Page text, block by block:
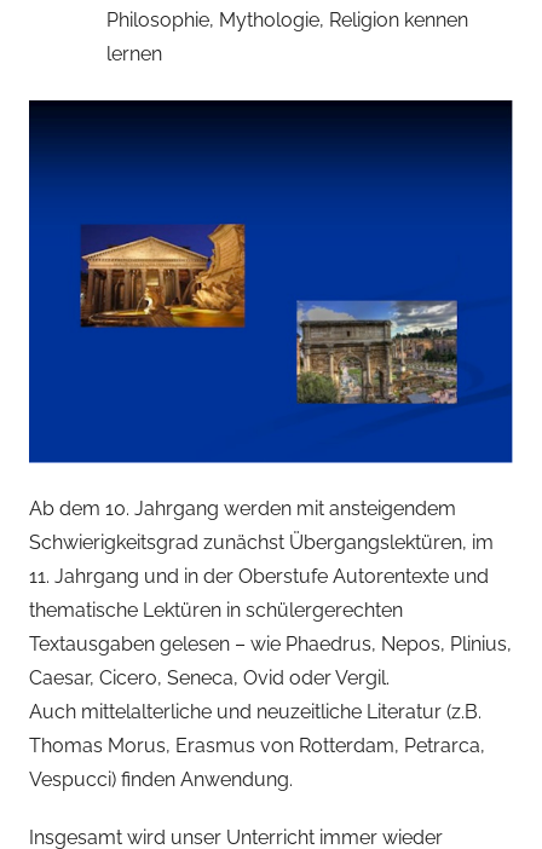
Philosophie, Mythologie, Religion kennen
lernen
Ab dem 10. Jahrgang werden mit ansteigendem
Schwierigkeitsgrad zunächst Übergangslektüren, im
11. Jahrgang und in der Oberstufe Autorentexte und
thematische Lektüren in schülergerechten
Textausgaben gelesen – wie Phaedrus, Nepos, Plinius,
Caesar, Cicero, Seneca, Ovid oder Vergil.
Auch mittelalterliche und neuzeitliche Literatur (z.B.
Thomas Morus, Erasmus von Rotterdam, Petrarca,
Vespucci) finden Anwendung.
Insgesamt wird unser Unterricht immer wieder